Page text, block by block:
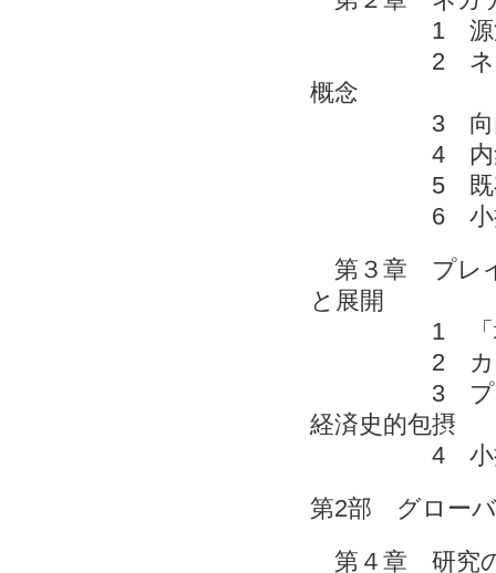
1 源流と
2 ネガティ
概念
3 向内集
4 内集団ニ
5 既存
6 小
第３章 プレ
と展開
1 「場所
2 カント
3 プレイス
経済史的包
4 小
第2部 グローバ
第４章 研究